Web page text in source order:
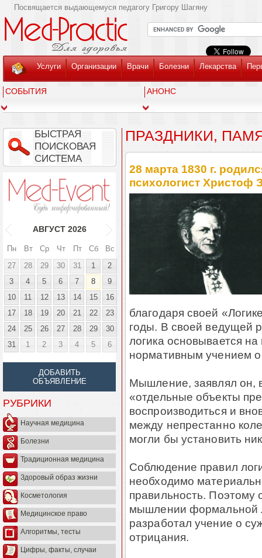
Посвящается выдающемуся педагогу Григору Шагяну
Услуги Организации Врачи Болезни Лекарства
СОБЫТИЯ АНОНС
БЫСТРАЯ
ПОИСКОВАЯ
СИСТЕМА
АВГУСТ 2026
Пн Вт Ср Чт Пт Сб
Вс
27
28 29 30 31 1
2
3
4 5 6 7 8
9
10
11 12 13 14 15
16
17
18 19 20 21 22
23
24
25 26 27 28 29
30
31
1 2 3 4 5 6
ДОБАВИТЬ
ОБЪЯВЛЕНИЕ
РУБРИКИ
Научная медицина
Болезни
Традиционная медицина
Здоровый образ жизни
Косметология
Медицинское право
Алгоритмы, тесты
Цифры, факты, случаи
ПРАЗДНИКИ,
28 марта 1830 г.
психологист Христоф
благодаря своей
годы. В своей ведущей
логика основывается
нормативным учением
Мышление, заявлял он,
«отдельные объекты
воспроизводиться и
между непрестанно
могли бы установить
Соблюдение правил
необходимо
правильность. Поэтому
мышлении формальной
разработал учение о
отрицания.